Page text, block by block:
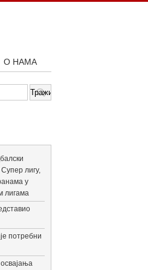
О НАМА
лигу,
у
лигама
потребни
освајања